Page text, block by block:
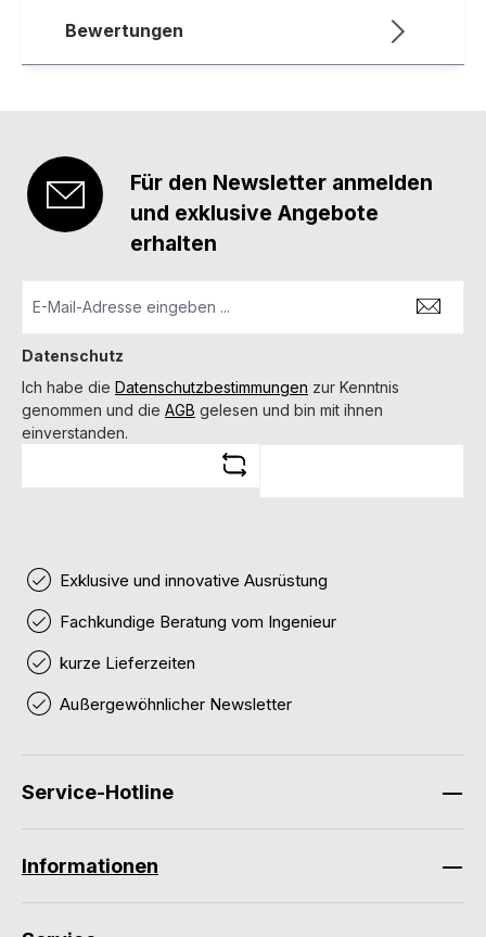
Bewertungen
Für den Newsletter anmelden
und exklusive Angebote
erhalten
Datenschutz
Ich habe die Datenschutzbestimmungen zur Kenntnis
genommen und die AGB gelesen und bin mit ihnen
einverstanden.
Exklusive und innovative Ausrüstung
Fachkundige Beratung vom Ingenieur
kurze Lieferzeiten
Außergewöhnlicher Newsletter
Service-Hotline
Informationen